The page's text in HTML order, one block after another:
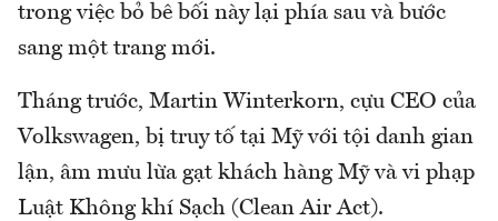
trong việc bỏ bê bối này lại phía sau và bước
sang một trang mới.
Tháng trước, Martin Winterkorn, cựu CEO của
Volkswagen, bị truy tố tại Mỹ với tội danh gian
lận, âm mưu lừa gạt khách hàng Mỹ và vi phạp
Luật Không khí Sạch (Clean Air Act).